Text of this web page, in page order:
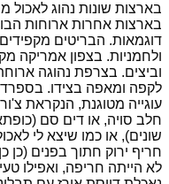
בארצות שונות נהוג
בארצות אחרות ארוחות
דוגמאות. הבריטים
ולחמניות. בצפון אמריקה
וביצים. בצרפת נהוגה
לקפה ומאפה בצידו. בספרד
עוגייה מטוגנת, הנקראת
חלב סויה, או דים סם
שונים), או כמו שיצא לי
חריף ירוק חתוך בפנים (כן
לא הייתה חריפה, ואפילו